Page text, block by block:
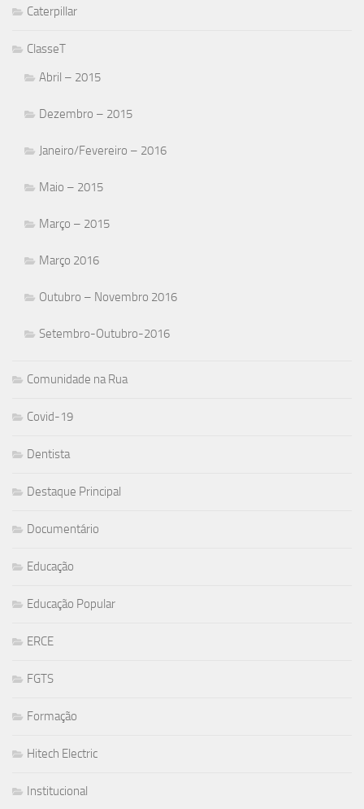
Caterpillar
ClasseT
Abril – 2015
Dezembro – 2015
Janeiro/Fevereiro – 2016
Maio – 2015
Março – 2015
Março 2016
Outubro – Novembro 2016
Setembro-Outubro-2016
Comunidade na Rua
Covid-19
Dentista
Destaque Principal
Documentário
Educação
Educação Popular
ERCE
FGTS
Formação
Hitech Electric
Institucional